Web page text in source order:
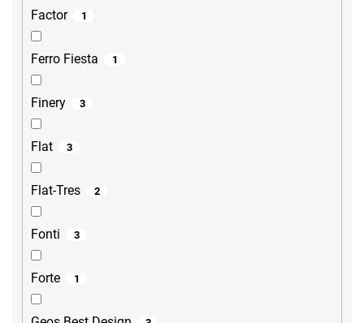
Factor 1
Ferro Fiesta 1
Finery 3
Flat 3
Flat-Tres 2
Fonti 3
Forte 1